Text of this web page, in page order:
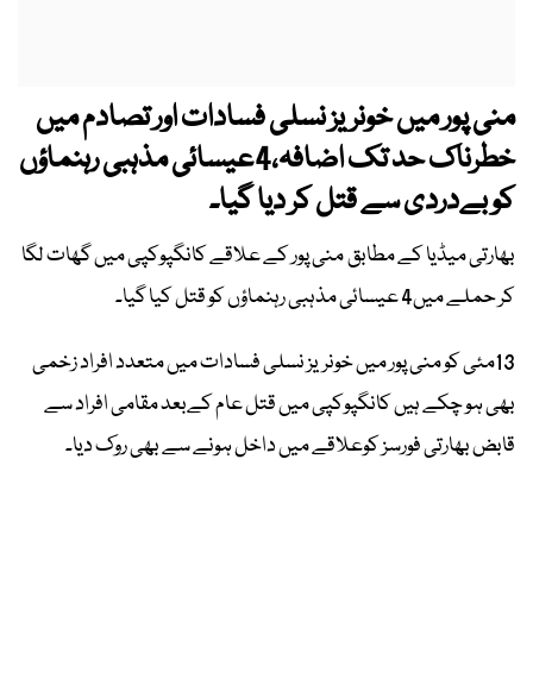
منی پور میں ​خونریز نسلی فسادات اور تصادم میں
خطرناک حد تک اضافہ،4عیسائی مذہبی رہنماؤں
کو بےدردی سے قتل کر دیا گیا۔
بھارتی میڈیا کے مطابق منی پور کے علاقے کانگپوکپی میں گھات لگا
کر حملے میں4 عیسائی مذہبی رہنماؤں کو قتل کیا گیا۔
13مئی کو منی پور میں خونریز نسلی فسادات میں متعدد افراد زخمی
بھی ہو چکے ہیں کانگپوکپی میں قتل عام کےبعد مقامی افراد سے
قابض بھارتی فورسز کوعلاقے میں داخل ہونے سے بھی روک دیا۔